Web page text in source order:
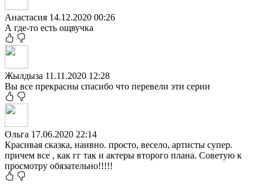
Анастасия 14.12.2020 00:26
А где-то есть ощвучка
Жылдыза 11.11.2020 12:28
Вы все прекрасны спасибо что перевели эти серии
Ольга 17.06.2020 22:14
Красивая сказка, наивно. просто, весело, артисты супер.
причем все , как гг так и актеры второго плана. Советую к
просмотру обязательно!!!!!